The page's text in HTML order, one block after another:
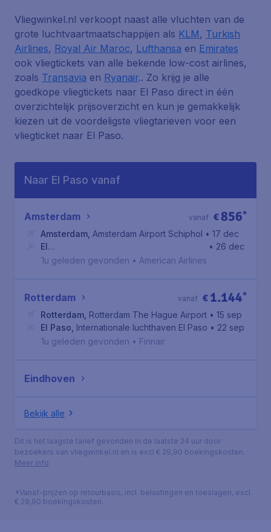
Vliegwinkel.nl verkoopt naast alle vluchten van de
grote luchtvaartmaatschappijen als KLM, Turkish
Airlines, Royal Air Maroc, Lufthansa en Emirates
ook vliegtickets van alle bekende low-cost airlines,
zoals Transavia en Ryanair.. Zo krijg je alle
goedkope vliegtickets naar El Paso direct in één
overzichtelijk prijsoverzicht en kun je gemakkelijk
kiezen uit de voordeligste vliegtarieven voor een
vliegticket naar El Paso.
Naar El Paso vanaf
Amsterdam €856*
vanaf
Amsterdam Amsterdam Airport Schiphol • 17 dec
El
Paso, Internationale luchthaven El Paso
• 26 dec
1u geleden gevonden • American Airlines
Rotterdam € 1.144*
vanaf
Rotterdam Rotterdam The Hague Airport • 15 sep
El Paso Internationale luchthaven El Paso • 22 sep
1u geleden gevonden • Finnair
Eindhoven
Bekijk alle
Dit is het laagste tarief gevonden in de laatste 24 uur door
bezoekers van vliegwinkel.nl en is excl € 29,90 boekingskosten.
Meer info
*Vanaf-prijzen op retourbasis, incl. belastingen en toeslagen, excl.
€ 29,90 boekingskosten.